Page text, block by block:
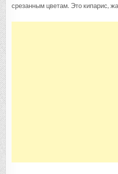
срезанным цветам. Это кипарис,